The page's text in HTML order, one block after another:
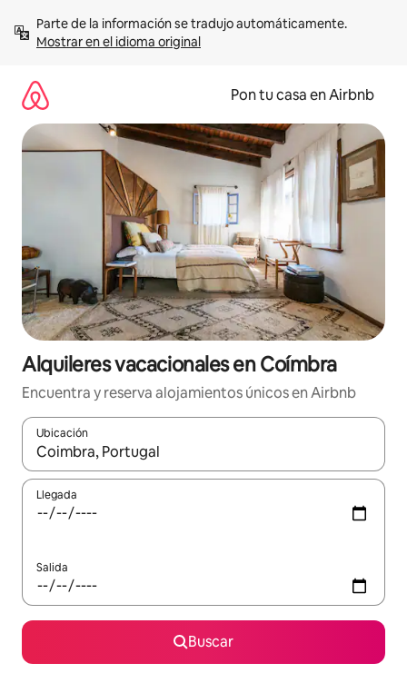
contenidoMostrar en el idioma original
Pon tu casa en Airbnb
Alquileres vacacionales en Coímbra
Encuentra y reserva alojamientos únicos en Airbnb
Ubicación
Cuando los resultados estén disponibles, navega con las
Llegada
Salida
Buscar